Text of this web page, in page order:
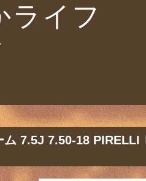
ライフ
ム 7.5J 7.50-18 PIRELLI